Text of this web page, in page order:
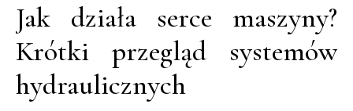
Jak działa serce maszyny?
Krótki przegląd systemów
hydraulicznych